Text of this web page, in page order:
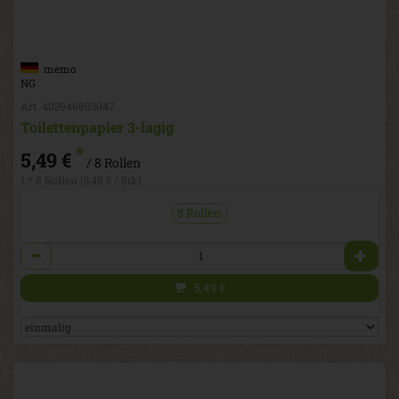
memo
NG
Toilettenpapier 3-lagig
5,49 € * / 8 Rollen
8 Rollen
Anzahl
5,49 €